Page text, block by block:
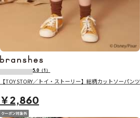
5.0 （1）
【TOY STORY／トイ・ストーリー】総柄カットソーパンツ
￥2,860